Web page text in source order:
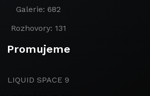
Galerie: 682
Rozhovory: 131
Promujeme
LIQUID SPACE 9